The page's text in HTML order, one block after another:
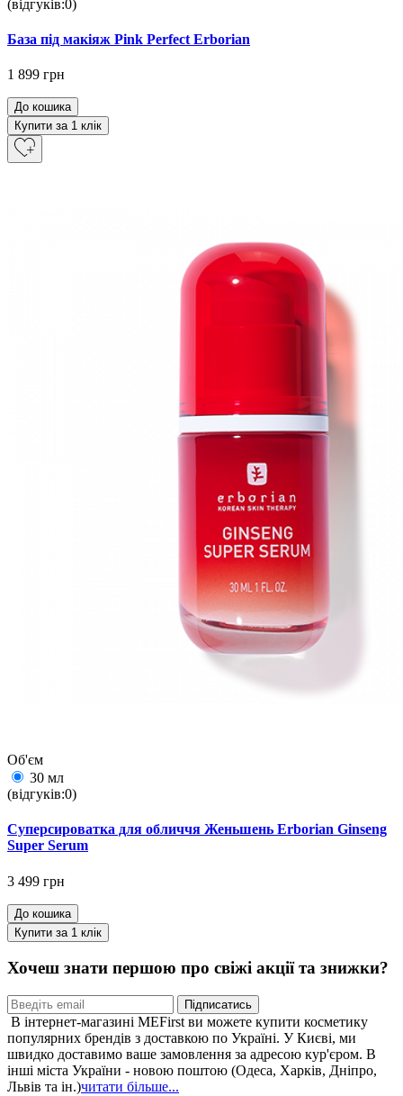
(відгуків:0)
База під макіяж Pink Perfect Erborian
1 899 грн
До кошика
Купити за 1 клiк
Об'єм
30 мл
(відгуків:0)
Суперсироватка для обличчя Женьшень Erborian Ginseng
Super Serum
3 499 грн
До кошика
Купити за 1 клiк
Хочеш знати першою про свіжі акції та знижки?
Підписатись
В інтернет-магазині MEFirst ви можете купити косметику
популярних брендів з доставкою по Україні. У Києві, ми
швидко доставимо ваше замовлення за адресою кур'єром. В
інші міста України - новою поштою (Одеса, Харків, Дніпро,
Львів та ін.)читати більше...